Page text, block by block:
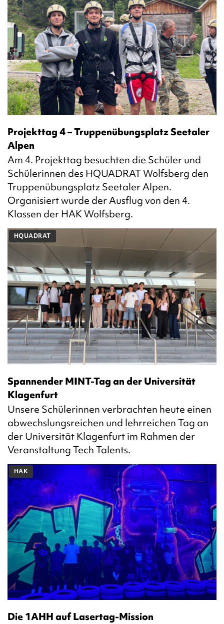
Projekttag 4 – Truppenübungsplatz Seetaler
Alpen
Am 4. Projekttag besuchten die Schüler und
Schülerinnen des HQUADRAT Wolfsberg den
Truppenübungsplatz Seetaler Alpen.
Organisiert wurde der Ausflug von den 4.
Klassen der HAK Wolfsberg.
HQUADRAT
Spannender MINT-Tag an der Universität
Klagenfurt
Unsere Schülerinnen verbrachten heute einen
abwechslungsreichen und lehrreichen Tag an
der Universität Klagenfurt im Rahmen der
Veranstaltung Tech Talents.
HAK
Die 1AHH auf Lasertag-Mission